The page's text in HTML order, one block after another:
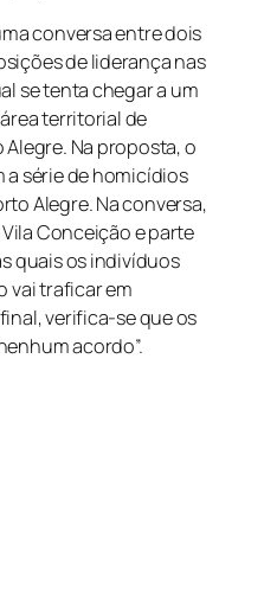
conversa entre dois
de liderança nas
se tenta chegar a um
territorial de
Na proposta, o
série de homicídios
Alegre. Na conversa,
Conceição e parte
quais os indivíduos
vai traficar em
verifica-se que os
acordo”.